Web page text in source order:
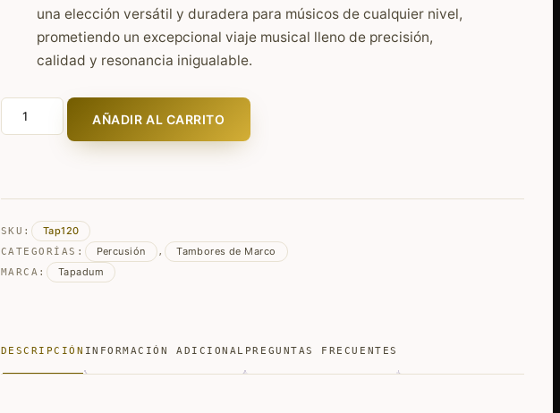
una elección versátil y duradera para músicos de cualquier nivel,
prometiendo un excepcional viaje musical lleno de precisión,
calidad y resonancia inigualable.
Batería
de
Sintética
-
(Afinación
AÑADIR AL CARRITO
SKU: Tap120
CATEGORÍAS: Percusión , Tambores de Marco
MARCA: Tapadum
DESCRIPCIÓN INFORMACIÓN ADICIONAL PREGUNTAS FRECUENTES